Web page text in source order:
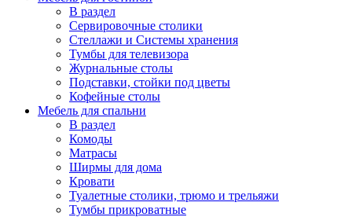
В раздел
Сервировочные столики
Стеллажи и Системы хранения
Тумбы для телевизора
Журнальные столы
Подставки, стойки под цветы
Кофейные столы
Мебель для спальни
В раздел
Комоды
Матрасы
Ширмы для дома
Кровати
Туалетные столики, трюмо и трельяжи
Тумбы прикроватные